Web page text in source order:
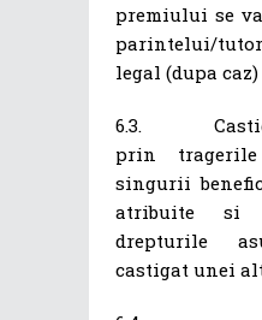
premiului se
parintelui/
legal (dupa
6.3.
prin
singurii
atribuite si
drepturile
castigat unei